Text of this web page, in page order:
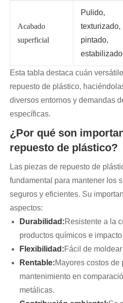
Acabado
superficial
Pulido,
texturizado,
pintado,
estabilizado
Esta tabla destaca cuán
repuesto de plástico,
diversos entornos y demandas
específicas.
¿Por qué son
repuesto de plástico?
Las piezas de repuesto de
fundamental para mantener los
seguros y eficientes. Su
aspectos:
Durabilidad:Resistente a la
productos químicos e impacto.
Flexibilidad:Fácil de
Rentable:Mayores costos de
mantenimiento en
metálicas.